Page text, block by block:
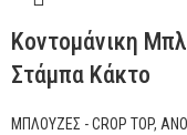
Κοντομάνικη
Στάμπα Κάκτο
ΜΠΛΟΥΖΕΣ - CROP TOP,